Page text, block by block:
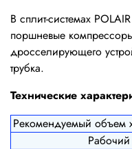
В сплит-системах
поршневые
дросселирующего
трубка.
Технические
Рекомендуемый объем
Рабочий